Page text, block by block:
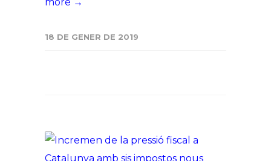
18 DE GENER DE 2019